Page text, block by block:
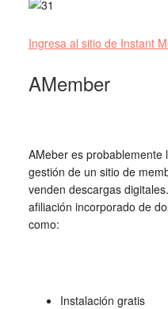
Ingresa al sitio de Instant
AMember
AMeber es
gestión de un sitio de
venden descargas
afiliación incorporado de
como:
Instalación gratis